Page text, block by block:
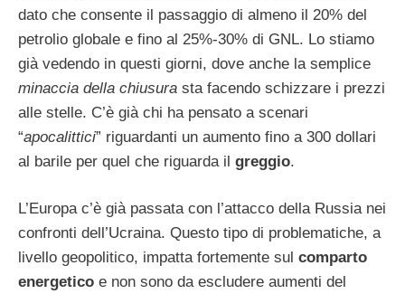
dato che consente il passaggio di almeno il 20% del
petrolio globale e fino al 25%-30% di GNL. Lo stiamo
già vedendo in questi giorni, dove anche la semplice
minaccia della chiusura sta facendo schizzare i prezzi
alle stelle. C’è già chi ha pensato a scenari
“apocalittici” riguardanti un aumento fino a 300 dollari
al barile per quel che riguarda il greggio.
L’Europa c’è già passata con l’attacco della Russia nei
confronti dell’Ucraina. Questo tipo di problematiche, a
livello geopolitico, impatta fortemente sul comparto
energetico e non sono da escludere aumenti del